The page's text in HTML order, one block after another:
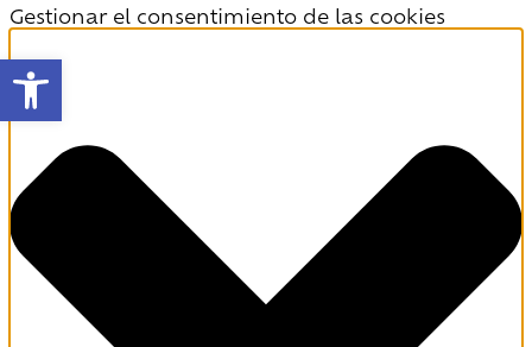
Abrir barra de herramientas
Gestionar el consentimiento de las cookies